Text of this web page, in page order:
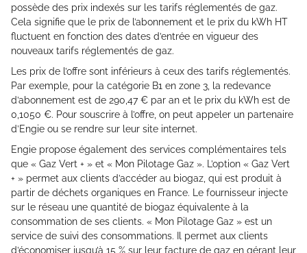
possède des prix indexés sur les tarifs réglementés de gaz.
Cela signifie que le prix de l’abonnement et le prix du kWh HT
fluctuent en fonction des dates d’entrée en vigueur des
nouveaux tarifs réglementés de gaz.
Les prix de l’offre sont inférieurs à ceux des tarifs réglementés.
Par exemple, pour la catégorie B1 en zone 3, la redevance
d’abonnement est de 290,47 € par an et le prix du kWh est de
0,1050 €. Pour souscrire à l’offre, on peut appeler un partenaire
d’Engie ou se rendre sur leur site internet.
Engie propose également des services complémentaires tels
que « Gaz Vert + » et « Mon Pilotage Gaz ». L’option « Gaz Vert
+ » permet aux clients d’accéder au biogaz, qui est produit à
partir de déchets organiques en France. Le fournisseur injecte
sur le réseau une quantité de biogaz équivalente à la
consommation de ses clients. « Mon Pilotage Gaz » est un
service de suivi des consommations. Il permet aux clients
d’économiser jusqu’à 15 % sur leur facture de gaz en gérant leur